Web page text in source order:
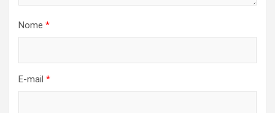
Nome *
E-mail *